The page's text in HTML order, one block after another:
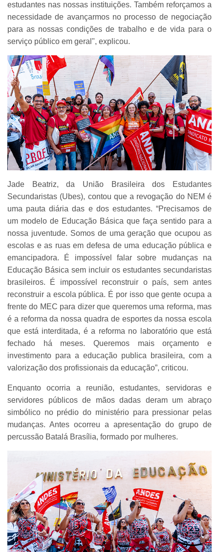
estudantes nas nossas instituições. Também reforçamos a
necessidade de avançarmos no processo de negociação
para as nossas condições de trabalho e de vida para o
serviço público em geral", explicou.
Jade Beatriz, da União Brasileira dos Estudantes
Secundaristas (Ubes), contou que a revogação do NEM é
uma pauta diária das e dos estudantes. “Precisamos de
um modelo de Educação Básica que faça sentido para a
nossa juventude. Somos de uma geração que ocupou as
escolas e as ruas em defesa de uma educação pública e
emancipadora. É impossível falar sobre mudanças na
Educação Básica sem incluir os estudantes secundaristas
brasileiros. É impossível reconstruir o país, sem antes
reconstruir a escola pública. É por isso que gente ocupa a
frente do MEC para dizer que queremos uma reforma, mas
é a reforma da nossa quadra de esportes da nossa escola
que está interditada, é a reforma no laboratório que está
fechado há meses. Queremos mais orçamento e
investimento para a educação publica brasileira, com a
valorização dos profissionais da educação”, criticou.
Enquanto ocorria a reunião, estudantes, servidoras e
servidores públicos de mãos dadas deram um abraço
simbólico no prédio do ministério para pressionar pelas
mudanças. Antes ocorreu a apresentação do grupo de
percussão Batalá Brasília, formado por mulheres.